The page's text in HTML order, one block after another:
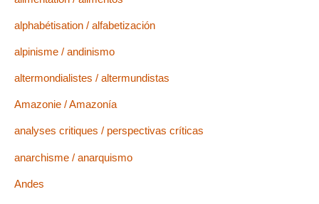
alphabétisation / alfabetización
alpinisme / andinismo
altermondialistes / altermundistas
Amazonie / Amazonía
analyses critiques / perspectivas críticas
anarchisme / anarquismo
Andes